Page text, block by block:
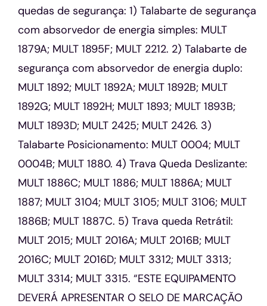
quedas de segurança: 1) Talabarte de segurança
com absorvedor de energia simples: MULT
1879A; MULT 1895F; MULT 2212. 2) Talabarte de
segurança com absorvedor de energia duplo:
MULT 1892; MULT 1892A; MULT 1892B; MULT
1892G; MULT 1892H; MULT 1893; MULT 1893B;
MULT 1893D; MULT 2425; MULT 2426. 3)
Talabarte Posicionamento: MULT 0004; MULT
0004B; MULT 1880. 4) Trava Queda Deslizante:
MULT 1886C; MULT 1886; MULT 1886A; MULT
1887; MULT 3104; MULT 3105; MULT 3106; MULT
1886B; MULT 1887C. 5) Trava queda Retrátil:
MULT 2015; MULT 2016A; MULT 2016B; MULT
2016C; MULT 2016D; MULT 3312; MULT 3313;
MULT 3314; MULT 3315. “ESTE EQUIPAMENTO
DEVERÁ APRESENTAR O SELO DE MARCAÇÃO